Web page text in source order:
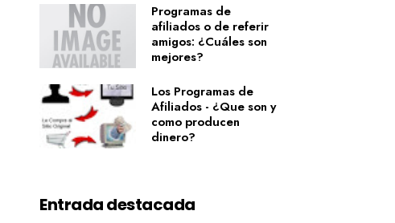
Programas de
afiliados o de referir
amigos: ¿Cuáles son
mejores?
Los Programas de
Afiliados - ¿Que son y
como producen
dinero?
Entrada destacada